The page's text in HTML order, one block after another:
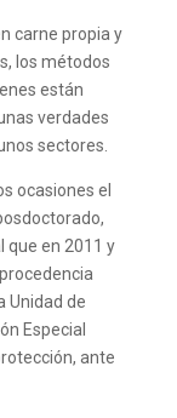
carne propia y
los métodos
están
verdades
sectores.
ocasiones el
que en 2011 y
Unidad de
Especial
ante